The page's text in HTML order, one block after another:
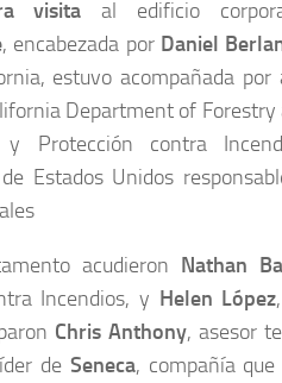
visita al edificio
, encabezada por Daniel
estuvo acompañada
Department of
y Protección contra
Estados Unidos
acudieron Nathan
Incendios, y Helen López
Chris Anthony, asesor
de Seneca, compañía